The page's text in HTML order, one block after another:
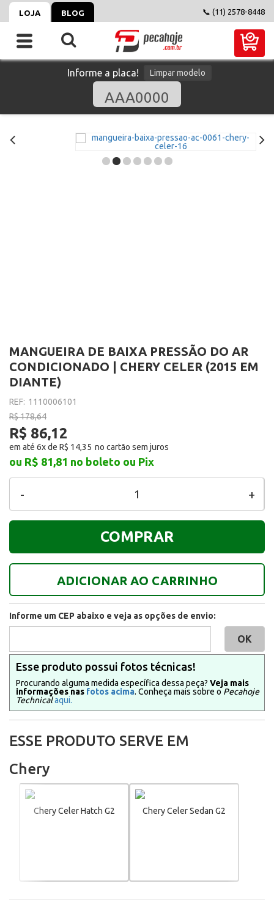
LOJA BLOG 📞 (11) 2578-8448
Informe a placa! Limpar modelo
MANGUEIRA DE BAIXA PRESSÃO DO AR
CONDICIONADO | CHERY CELER (2015 EM
DIANTE)
REF: 1110006101
R$ 178,64
R$ 86,12
em até 6x de R$ 14,35
ou R$ 81,81 no boleto ou Pix
+
-
ADICIONAR AO CARRINHO
COMPRAR
Informe um CEP abaixo e veja as opções de envio:
Esse produto possui fotos técnicas!
Procurando alguma medida específica dessa peça? Veja mais
informações nas fotos acima. Conheça mais sobre o Pecahoje
Technicalaqui.
ESSE PRODUTO SERVE EM
Chery
Chery Celer Hatch G2 Chery Celer Sedan G2